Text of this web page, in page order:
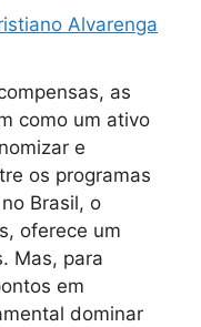
Alvarenga
as
como um ativo
e
os programas
Brasil, o
oferece um
Mas, para
em
dominar